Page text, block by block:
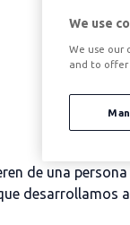
de una
desarrollamos
We use
We use our
and to offer